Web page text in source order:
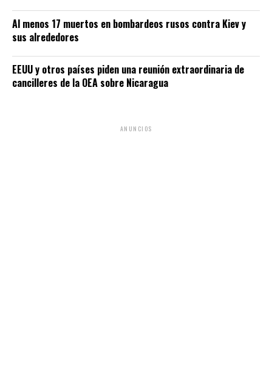
Al menos 17 muertos en bombardeos rusos contra Kiev y
sus alrededores
EEUU y otros países piden una reunión extraordinaria de
cancilleres de la OEA sobre Nicaragua
ANUNCIOS